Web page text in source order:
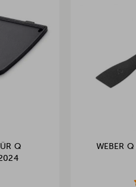
Q
WEBER Q